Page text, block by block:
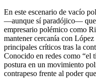
En este escenario de vacío
—aunque sí paradójico— que
empresario polémico como
mantener cercanía con
principales críticos tras la
Conocido en redes como “el
postura en un movimiento
contrapeso frente al poder